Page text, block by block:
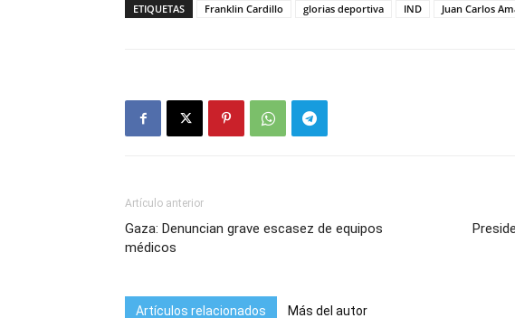
ETIQUETAS Franklin Cardillo glorias deportiva IND Juan Carlos
Artículo anterior
Gaza: Denuncian grave escasez de equipos
médicos
Artículos relacionados Más del autor